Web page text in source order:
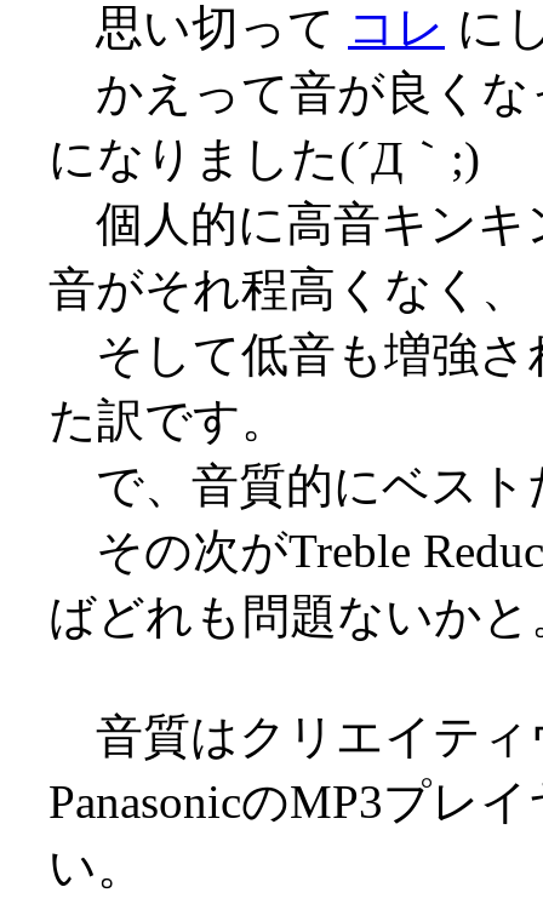
思い切って コレ に
かえって音が良くな
になりました(´Д｀;)
個人的に高音キンキ
音がそれ程高くなく、
そして低音も増強さ
た訳です。
で、音質的にベス
その次がTreble
ばどれも問題ないかと
音質はクリエイティ
PanasonicのMP3プレ
い。